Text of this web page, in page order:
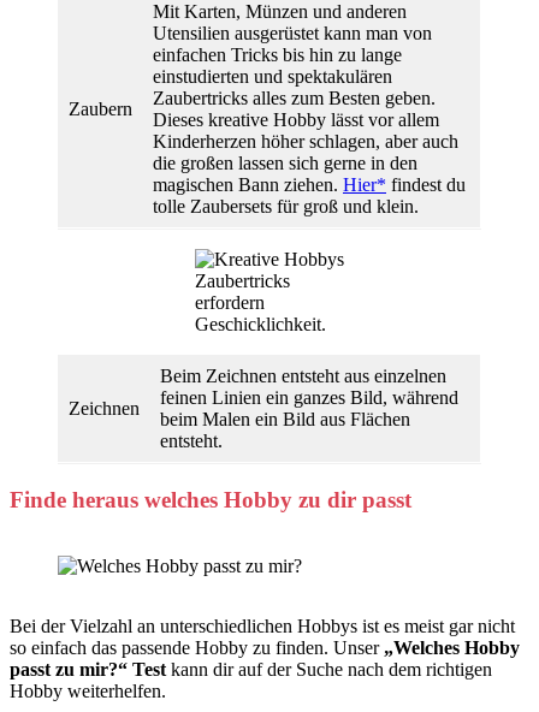
Zaubern
Mit Karten, Münzen und anderen
Utensilien ausgerüstet kann man von
einfachen Tricks bis hin zu lange
einstudierten und spektakulären
Zaubertricks alles zum Besten geben.
Dieses kreative Hobby lässt vor allem
Kinderherzen höher schlagen, aber auch
die großen lassen sich gerne in den
magischen Bann ziehen. Hier* findest du
tolle Zaubersets für groß und klein.
Zaubertricks
erfordern
Geschicklichkeit.
Zeichnen
Beim Zeichnen entsteht aus einzelnen
feinen Linien ein ganzes Bild, während
beim Malen ein Bild aus Flächen
entsteht.
Finde heraus welches Hobby zu dir passt
Bei der Vielzahl an unterschiedlichen Hobbys ist es meist gar nicht
so einfach das passende Hobby zu finden. Unser „Welches Hobby
passt zu mir?“ Test kann dir auf der Suche nach dem richtigen
Hobby weiterhelfen.